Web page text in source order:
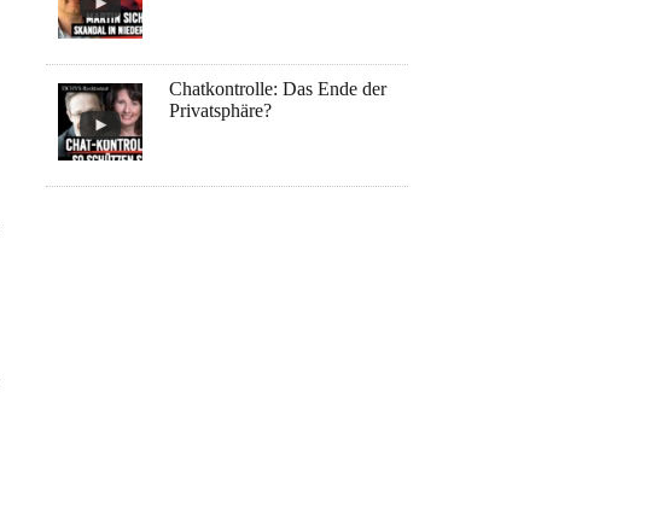
Chatkontrolle: Das Ende der
Privatsphäre?